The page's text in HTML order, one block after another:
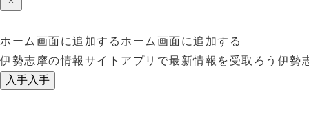
ホーム画面に追加する ホーム画面に追加する
伊勢志摩の情報サイトアプリで最新情報を受取ろう 伊勢
入手入手